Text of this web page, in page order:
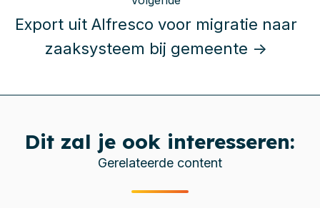
Export uit Alfresco voor migratie naar
zaaksysteem bij gemeente →
Dit zal je ook interesseren:
Gerelateerde content